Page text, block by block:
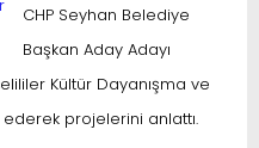
CHP Seyhan Belediye
Başkan Aday Adayı
Kültür Dayanışma ve
projelerini anlattı.